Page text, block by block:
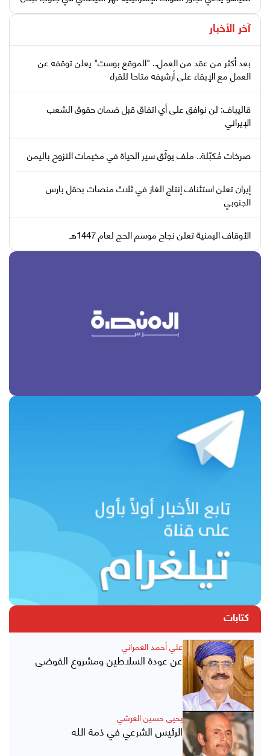
آخر الأخبار
بعد أكثر من عقد من العمل.. "الموقع بوست" يعلن توقفه عن
العمل مع الإبقاء على أرشيفه متاحا للقراء
قاليباف: لن نوافق على أي اتفاق قبل ضمان حقوق الشعب
الإيراني
صرخات مُكبّلة.. ملف يوثّق سير الحياة في مخيمات النزوح باليمن
إيران تعلن استئناف إنتاج الغاز في ثلاث منصات بحقل بارس
الجنوبي
الأوقاف اليمنية تعلن نجاح موسم الحج لعام 1447هـ
كتابات
علي أحمد العمراني
عن عودة السلاطين ومشروع الفوضى
يحيى حسين العرشي
الرئيس الشرعي في ذمة الله